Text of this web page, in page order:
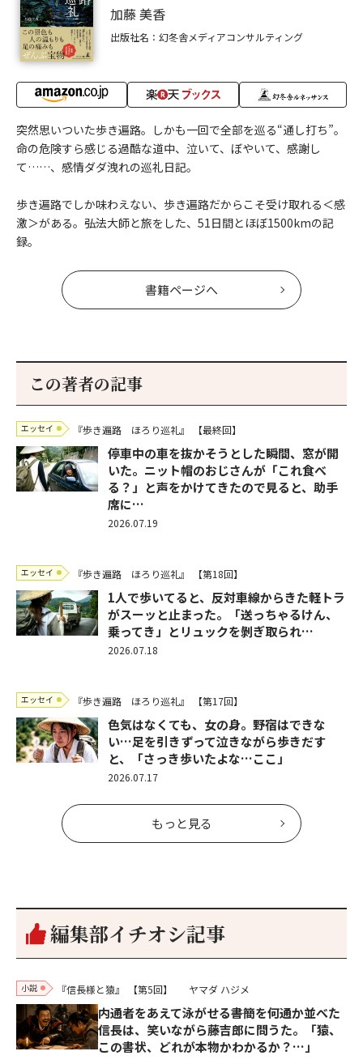
加藤 美香
出版社名：幻冬舎メディアコンサルティング
突然思いついた歩き遍路。しかも一回で全部を巡る“通し打ち”。
命の危険すら感じる過酷な道中、泣いて、ぼやいて、感謝し
て……、感情ダダ洩れの巡礼日記。
歩き遍路でしか味わえない、歩き遍路だからこそ受け取れる＜感
激＞がある。――弘法大師と旅をした、51日間とほぼ1500kmの記
録。
書籍ページへ
この著者の記事
エッセイ 『歩き遍路 ほろり巡礼』 【最終回】
停車中の車を抜かそうとした瞬間、窓が開
いた。ニット帽のおじさんが「これ食べ
る？」と声をかけてきたので見ると、助手
席に…
2026.07.19
エッセイ 『歩き遍路 ほろり巡礼』 【第18回】
1人で歩いてると、反対車線からきた軽トラ
がスーッと止まった。「送っちゃるけん、
乗ってき」とリュックを剝ぎ取られ…
2026.07.18
エッセイ 『歩き遍路 ほろり巡礼』 【第17回】
色気はなくても、女の身。野宿はできな
い…足を引きずって泣きながら歩きだす
と、「さっき歩いたよな…ここ」
2026.07.17
もっと見る
編集部イチオシ記事
小説 『信長様と猿』 【第5回】 ヤマダ ハジメ
内通者をあえて泳がせる――書簡を何通か並べた
信長は、笑いながら藤吉郎に問うた。「猿、
この書状、どれが本物かわかるか？…」